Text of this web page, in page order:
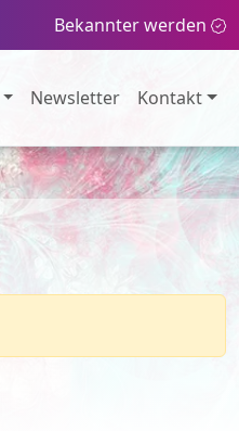
Bekannter werden
Newsletter Kontakt